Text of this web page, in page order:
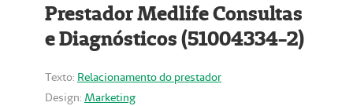
Prestador Medlife Consultas
e Diagnósticos (51004334-2)
Texto: Relacionamento do prestador
Design: Marketing